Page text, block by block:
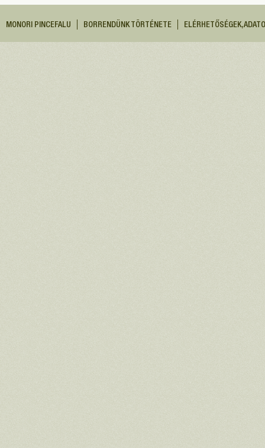
MONORI PINCEFALU BORRENDÜNK TÖRTÉNETE ELÉRHETŐSÉGEK,